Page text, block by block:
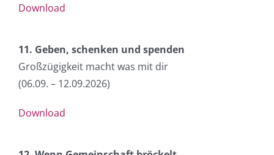
Download
11. Geben, schenken und spenden
Großzügigkeit macht was mit dir
(06.09. – 12.09.2026)
Download